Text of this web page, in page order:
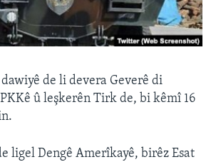
de li devera Geverê di
û leşkerên Tirk de, bi kêmî 16
ligel Dengê Amerîkayê, birêz Esat